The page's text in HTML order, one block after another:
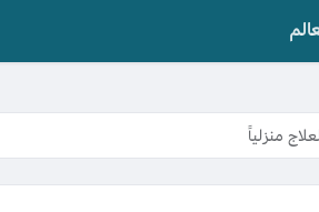
منزلياً